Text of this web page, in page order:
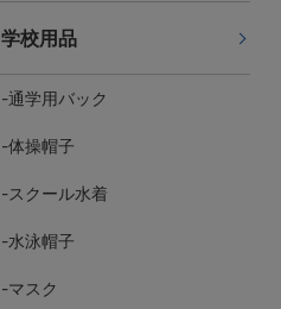
学校用品
通学用バック
体操帽子
スクール水着
水泳帽子
マスク